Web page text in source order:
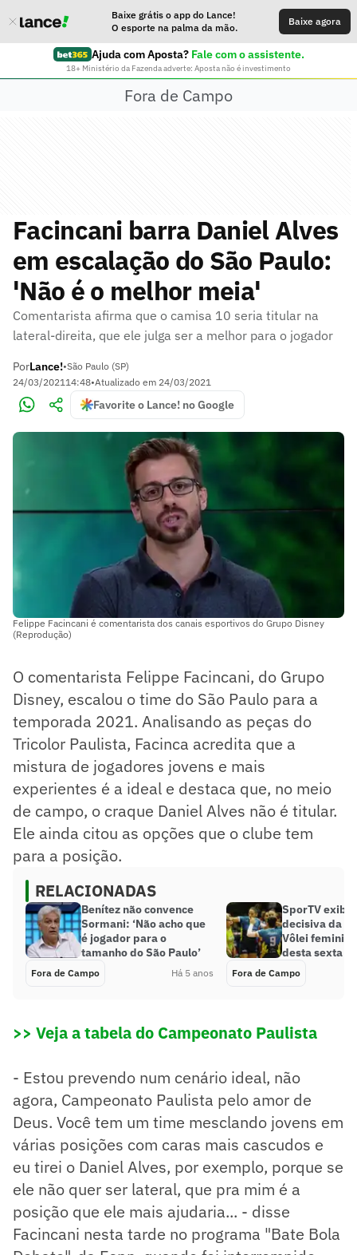
Baixe grátis o app do Lance!
O esporte na palma da mão.
Baixe agora
Ajuda com Aposta? Fale com o assistente.
18+ Ministério da Fazenda adverte: Aposta não é investimento
Fora de Campo
Facincani barra Daniel Alves
em escalação do São Paulo:
'Não é o melhor meia'
Comentarista afirma que o camisa 10 seria titular na
lateral-direita, que ele julga ser a melhor para o jogador
PorLance!•São Paulo (SP)
24/03/202114:48•Atualizado em 24/03/2021
Favorite o Lance! no Google
Felippe Facincani é comentarista dos canais esportivos do Grupo Disney
(Reprodução)
O comentarista Felippe Facincani, do Grupo
Disney, escalou o time do São Paulo para a
temporada 2021. Analisando as peças do
Tricolor Paulista, Facinca acredita que a
mistura de jogadores jovens e mais
experientes é a ideal e destaca que, no meio
de campo, o craque Daniel Alves não é titular.
Ele ainda citou as opções que o clube tem
para a posição.
RELACIONADAS
Benítez não convence
Sormani: ‘Não acho que
é jogador para o
tamanho do São Paulo’
Fora de Campo Há 5 anos
SporTV exibe
decisiva da
Vôlei
desta sexta
Fora de Campo
>> Veja a tabela do Campeonato Paulista
- Estou prevendo num cenário ideal, não
agora, Campeonato Paulista pelo amor de
Deus. Você tem um time mesclando jovens em
várias posições com caras mais cascudos e
eu tirei o Daniel Alves, por exemplo, porque se
ele não quer ser lateral, que pra mim é a
posição que ele mais ajudaria... - disse
Facincani nesta tarde no programa "Bate Bola